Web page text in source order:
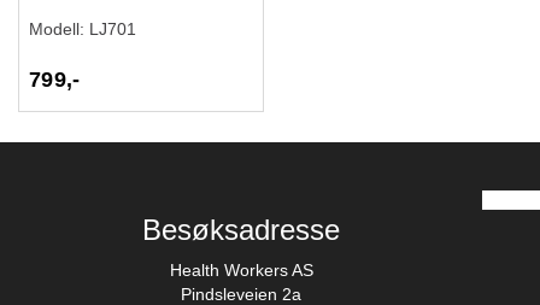
Modell: LJ701
799,-
Besøksadresse
Health Workers AS
Pindsleveien 2a